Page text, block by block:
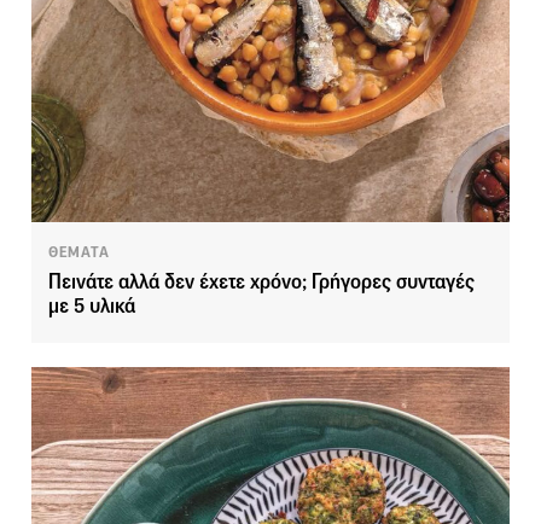
ΘΕΜΑΤΑ
Πεινάτε αλλά δεν έχετε χρόνο; Γρήγορες συνταγές
με 5 υλικά